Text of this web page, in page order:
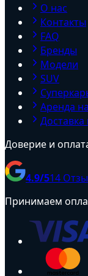
О нас
Контакты
FAQ
Бренды
Модели
SUV
Аренда
Доверие и
4.9/514
Принимаем